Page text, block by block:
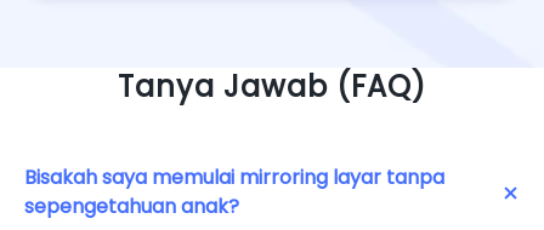
Tanya Jawab (FAQ)
Bisakah saya memulai mirroring layar tanpa
sepengetahuan anak?